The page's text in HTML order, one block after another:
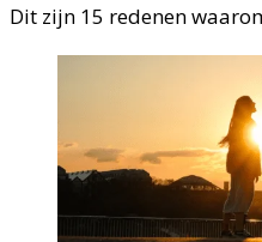
Dit zijn 15 redenen